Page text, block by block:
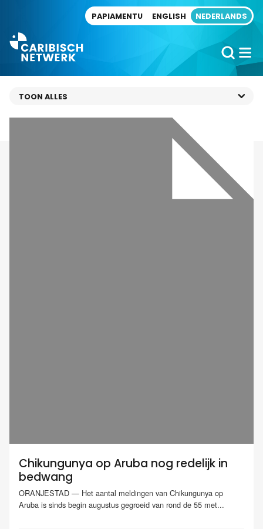
PAPIAMENTU ENGLISH NEDERLANDS
Chikungunya op Aruba nog redelijk in
bedwang
ORANJESTAD — Het aantal meldingen van Chikungunya op
Aruba is sinds begin augustus gegroeid van rond de 55 met...